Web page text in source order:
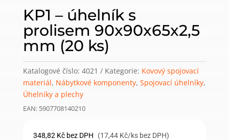
KP1 – úhelník s
prolisem 90x90x65x2,5
mm (20 ks)
Katalogové číslo: 4021 Kategorie: Kovový spojovací
materiál, Nábytkové komponenty, Spojovací úhelníky,
Úhelníky a plechy
EAN: 5907708140210
348,82 Kč bez DPH (17,44 Kč/ks bez DPH)